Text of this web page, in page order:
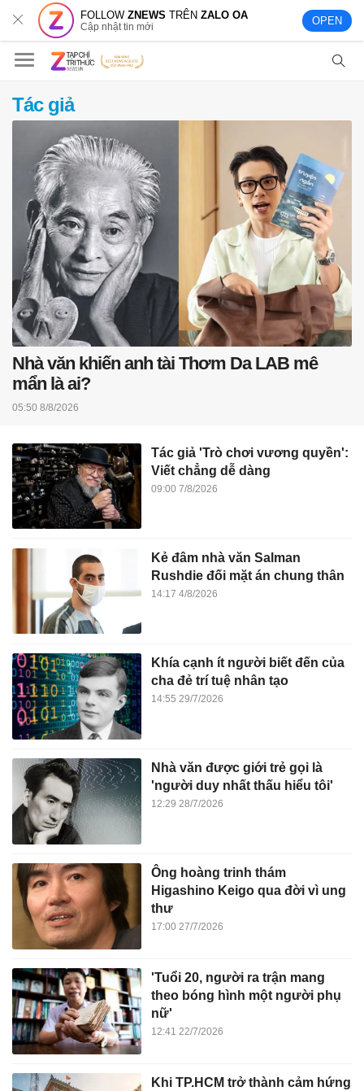
FOLLOWZNEWS TRÊNZALO OA
Cập nhật tin mới OPEN
Tác giả
Nhà văn khiến anh tài Thơm Da LAB mê
mẩn là ai?
05:50 8/8/2026
Tác giả 'Trò chơi vương quyền':
Viết chẳng dễ dàng
09:00 7/8/2026
Kẻ đâm nhà văn Salman
Rushdie đối mặt án chung thân
14:17 4/8/2026
Khía cạnh ít người biết đến của
cha đẻ trí tuệ nhân tạo
14:55 29/7/2026
Nhà văn được giới trẻ gọi là
'người duy nhất thấu hiểu tôi'
12:29 28/7/2026
Ông hoàng trinh thám
Higashino Keigo qua đời vì ung
thư
17:00 27/7/2026
'Tuổi 20, người ra trận mang
theo bóng hình một người phụ
nữ'
12:41 22/7/2026
Khi TP.HCM trở thành cảm hứng